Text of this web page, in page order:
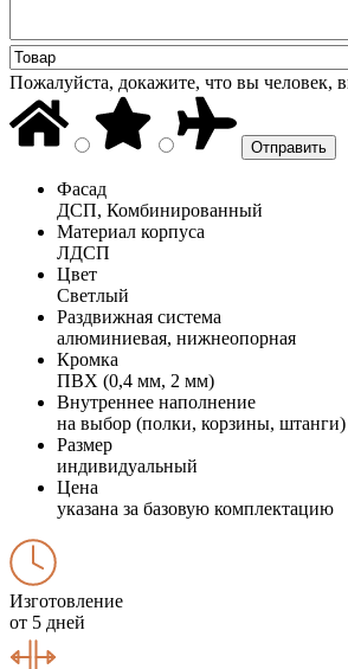
Пожалуйста, докажите, что вы человек,
Фасад
ДСП, Комбинированный
Материал корпуса
ЛДСП
Цвет
Светлый
Раздвижная система
алюминиевая, нижнеопорная
Кромка
ПВХ (0,4 мм, 2 мм)
Внутреннее наполнение
на выбор (полки, корзины, штанги)
Размер
индивидуальный
Цена
указана за базовую комплектацию
Изготовление
от 5 дней